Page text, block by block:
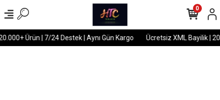
Ürün | 7/24 Destek | Aynı Gün Kargo Ücretsiz XML Bayilik |
0